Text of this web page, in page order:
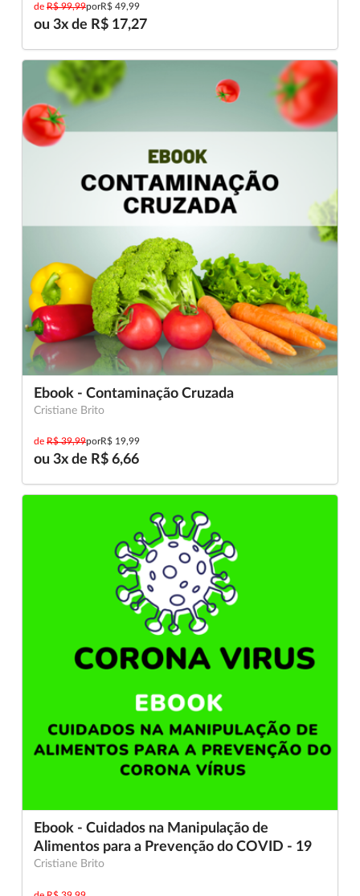
de R$ 99,99porR$ 49,99
ou 3x de R$ 17,27
Ebook - Contaminação Cruzada
Cristiane Brito
de R$ 39,99porR$ 19,99
ou 3x de R$ 6,66
Ebook - Cuidados na Manipulação de
Alimentos para a Prevenção do COVID - 19
Cristiane Brito